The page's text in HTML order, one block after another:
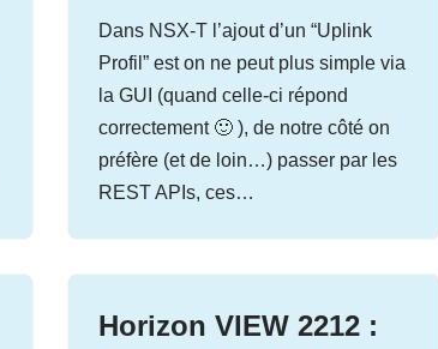
Dans NSX-T l’ajout d’un “Uplink
Profil” est on ne peut plus simple via
la GUI (quand celle-ci répond
correctement 🙂 ), de notre côté on
préfère (et de loin…) passer par les
REST APIs, ces…
Horizon VIEW 2212 :